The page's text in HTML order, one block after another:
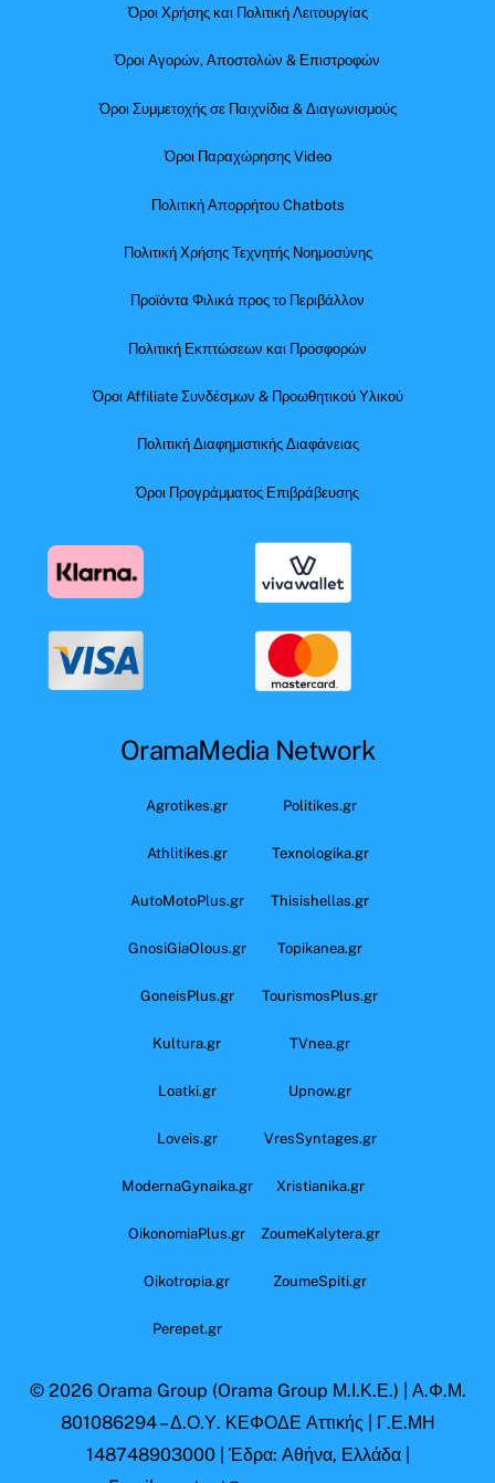
Όροι Χρήσης και Πολιτική Λειτουργίας
Όροι Αγορών, Αποστολών & Επιστροφών
Όροι Συμμετοχής σε Παιχνίδια & Διαγωνισμούς
Όροι Παραχώρησης Video
Πολιτική Απορρήτου Chatbots
Πολιτική Χρήσης Τεχνητής Νοημοσύνης
Προϊόντα Φιλικά προς το Περιβάλλον
Πολιτική Εκπτώσεων και Προσφορών
Όροι Affiliate Συνδέσμων & Προωθητικού Υλικού
Πολιτική Διαφημιστικής Διαφάνειας
Όροι Προγράμματος Επιβράβευσης
OramaMedia Network
Agrotikes.gr Politikes.gr
Athlitikes.gr Texnologika.gr
AutoMotoPlus.gr Thisishellas.gr
GnosiGiaOlous.gr Topikanea.gr
GoneisPlus.gr TourismosPlus.gr
Kultura.gr TVnea.gr
Loatki.gr Upnow.gr
Loveis.gr VresSyntages.gr
ModernaGynaika.gr Xristianika.gr
OikonomiaPlus.gr ZoumeKalytera.gr
Oikotropia.gr ZoumeSpiti.gr
Perepet.gr
© 2026 Orama Group (Orama Group Μ.Ι.Κ.Ε.) | Α.Φ.Μ.
801086294 – Δ.Ο.Υ. ΚΕΦΟΔΕ Αττικής | Γ.Ε.ΜΗ
148748903000 | Έδρα: Αθήνα, Ελλάδα |